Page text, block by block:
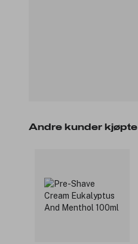
Andre kunder kjøpte